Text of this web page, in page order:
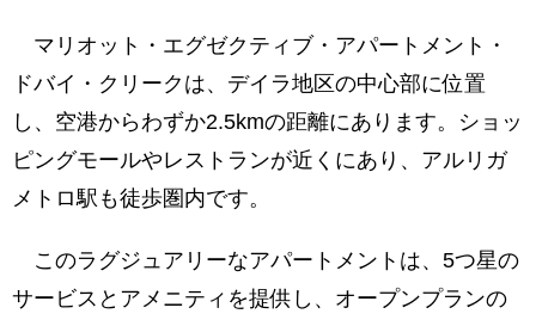
マリオット・エグゼクティブ・アパートメント・
ドバイ・クリークは、デイラ地区の中心部に位置
し、空港からわずか2.5kmの距離にあります。ショッ
ピングモールやレストランが近くにあり、アルリガ
メトロ駅も徒歩圏内です。
このラグジュアリーなアパートメントは、5つ星の
サービスとアメニティを提供し、オープンプランの